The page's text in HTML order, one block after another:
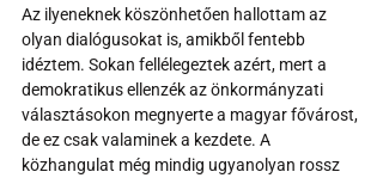
Az ilyeneknek köszönhetően hallottam az
olyan dialógusokat is, amikből fentebb
idéztem. Sokan fellélegeztek azért, mert a
demokratikus ellenzék az önkormányzati
választásokon megnyerte a magyar fővárost,
de ez csak valaminek a kezdete. A
közhangulat még mindig ugyanolyan rossz